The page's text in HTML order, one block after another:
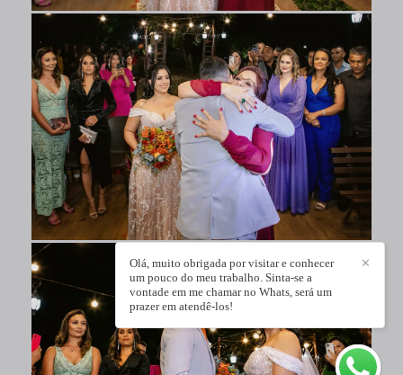
✕
Olá, muito obrigada por visitar e conhecer
um pouco do meu trabalho. Sinta-se a
vontade em me chamar no Whats, será um
prazer em atendê-los!